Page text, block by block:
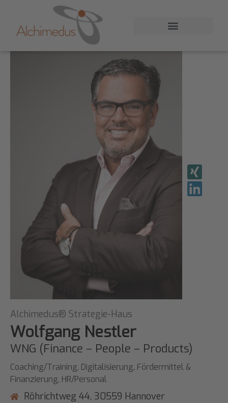
Alchimedus® Strategie-Haus
Wolfgang Nestler
WNG (Finance – People – Products)
Coaching/Training, Digitalisierung, Fördermittel &
Finanzierung, HR/Personal
Röhrichtweg 44, 30559 Hannover